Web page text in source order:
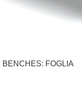
BENCHES: FOGLIA